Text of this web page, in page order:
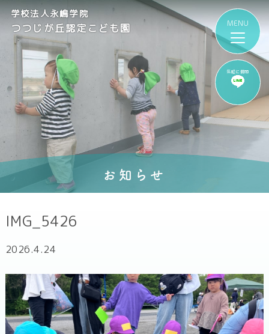
気軽に質問
学校法人永嶋学院
つつじが丘認定こども園
お知らせ
IMG_5426
2026.4.24